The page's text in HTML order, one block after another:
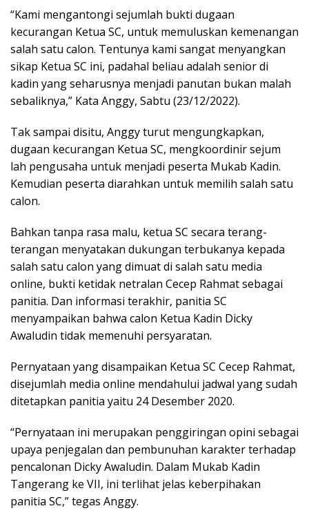
“Kami mengantongi sejumlah bukti dugaan
kecurangan Ketua SC, untuk memuluskan kemenangan
salah satu calon. Tentunya kami sangat menyangkan
sikap Ketua SC ini, padahal beliau adalah senior di
kadin yang seharusnya menjadi panutan bukan malah
sebaliknya,” Kata Anggy, Sabtu (23/12/2022).
Tak sampai disitu, Anggy turut mengungkapkan,
dugaan kecurangan Ketua SC, mengkoordinir sejum
lah pengusaha untuk menjadi peserta Mukab Kadin.
Kemudian peserta diarahkan untuk memilih salah satu
calon.
Bahkan tanpa rasa malu, ketua SC secara terang-
terangan menyatakan dukungan terbukanya kepada
salah satu calon yang dimuat di salah satu media
online, bukti ketidak netralan Cecep Rahmat sebagai
panitia. Dan informasi terakhir, panitia SC
menyampaikan bahwa calon Ketua Kadin Dicky
Awaludin tidak memenuhi persyaratan.
Pernyataan yang disampaikan Ketua SC Cecep Rahmat,
disejumlah media online mendahului jadwal yang sudah
ditetapkan panitia yaitu 24 Desember 2020.
“Pernyataan ini merupakan penggiringan opini sebagai
upaya penjegalan dan pembunuhan karakter terhadap
pencalonan Dicky Awaludin. Dalam Mukab Kadin
Tangerang ke VII, ini terlihat jelas keberpihakan
panitia SC,” tegas Anggy.